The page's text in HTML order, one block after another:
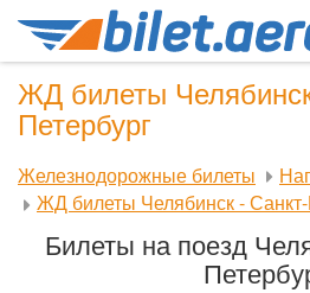
ЖД билеты
Петербург
Железнодорожные билеты
ЖД билеты Челябинск -
Билеты на поезд